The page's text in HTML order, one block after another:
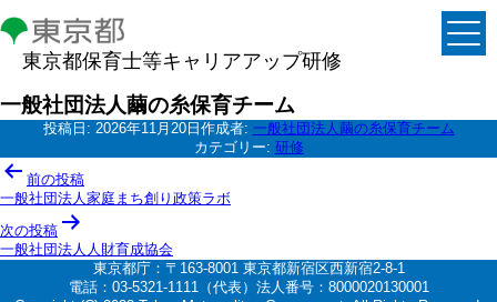
東京都保育士等キャリアアップ研修
一般社団法人繭の糸保育チーム
投稿日: 2026年11月20日 作成者: 一般社団法人繭の糸保育チーム
カテゴリー: 研修
投
稿
ナ
ビ
前の投稿
一般社団法人家庭まち創り政策ラボ
次の投稿
一般社団法人人財育成協会
東京都庁：〒163-8001 東京都新宿区西新宿2-8-1
電話：03-5321-1111（代表）法人番号：8000020130001